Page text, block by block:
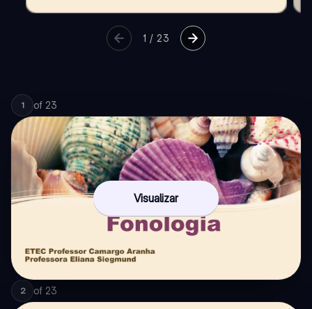
1 / 23
1 of 23
Visualizar
2 of 23